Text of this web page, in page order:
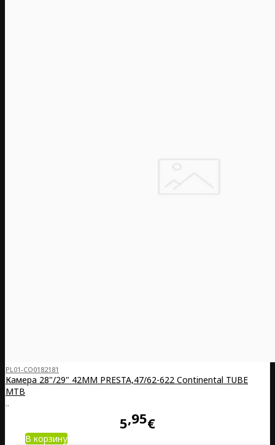
PL01-CO0182181
Камера 28"/29" 42MM PRESTA,47/62-622 Continental TUBE
MTB
..
5 95€
В корзину